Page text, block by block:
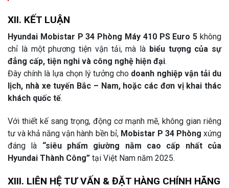
XII. KẾT LUẬN
Hyundai Mobistar P 34 Phòng Máy 410 PS Euro 5 không
chỉ là một phương tiện vận tải, mà là biểu tượng của sự
đẳng cấp, tiện nghi và công nghệ hiện đại.
Đây chính là lựa chọn lý tưởng cho doanh nghiệp vận tải du
lịch, nhà xe tuyến Bắc – Nam, hoặc các đơn vị khai thác
khách quốc tế.
Với thiết kế sang trọng, động cơ mạnh mẽ, không gian riêng
tư và khả năng vận hành bền bỉ, Mobistar P 34 Phòng xứng
đáng là “siêu phẩm giường nằm cao cấp nhất của
Hyundai Thành Công” tại Việt Nam năm 2025.
XIII. LIÊN HỆ TƯ VẤN & ĐẶT HÀNG CHÍNH HÃNG